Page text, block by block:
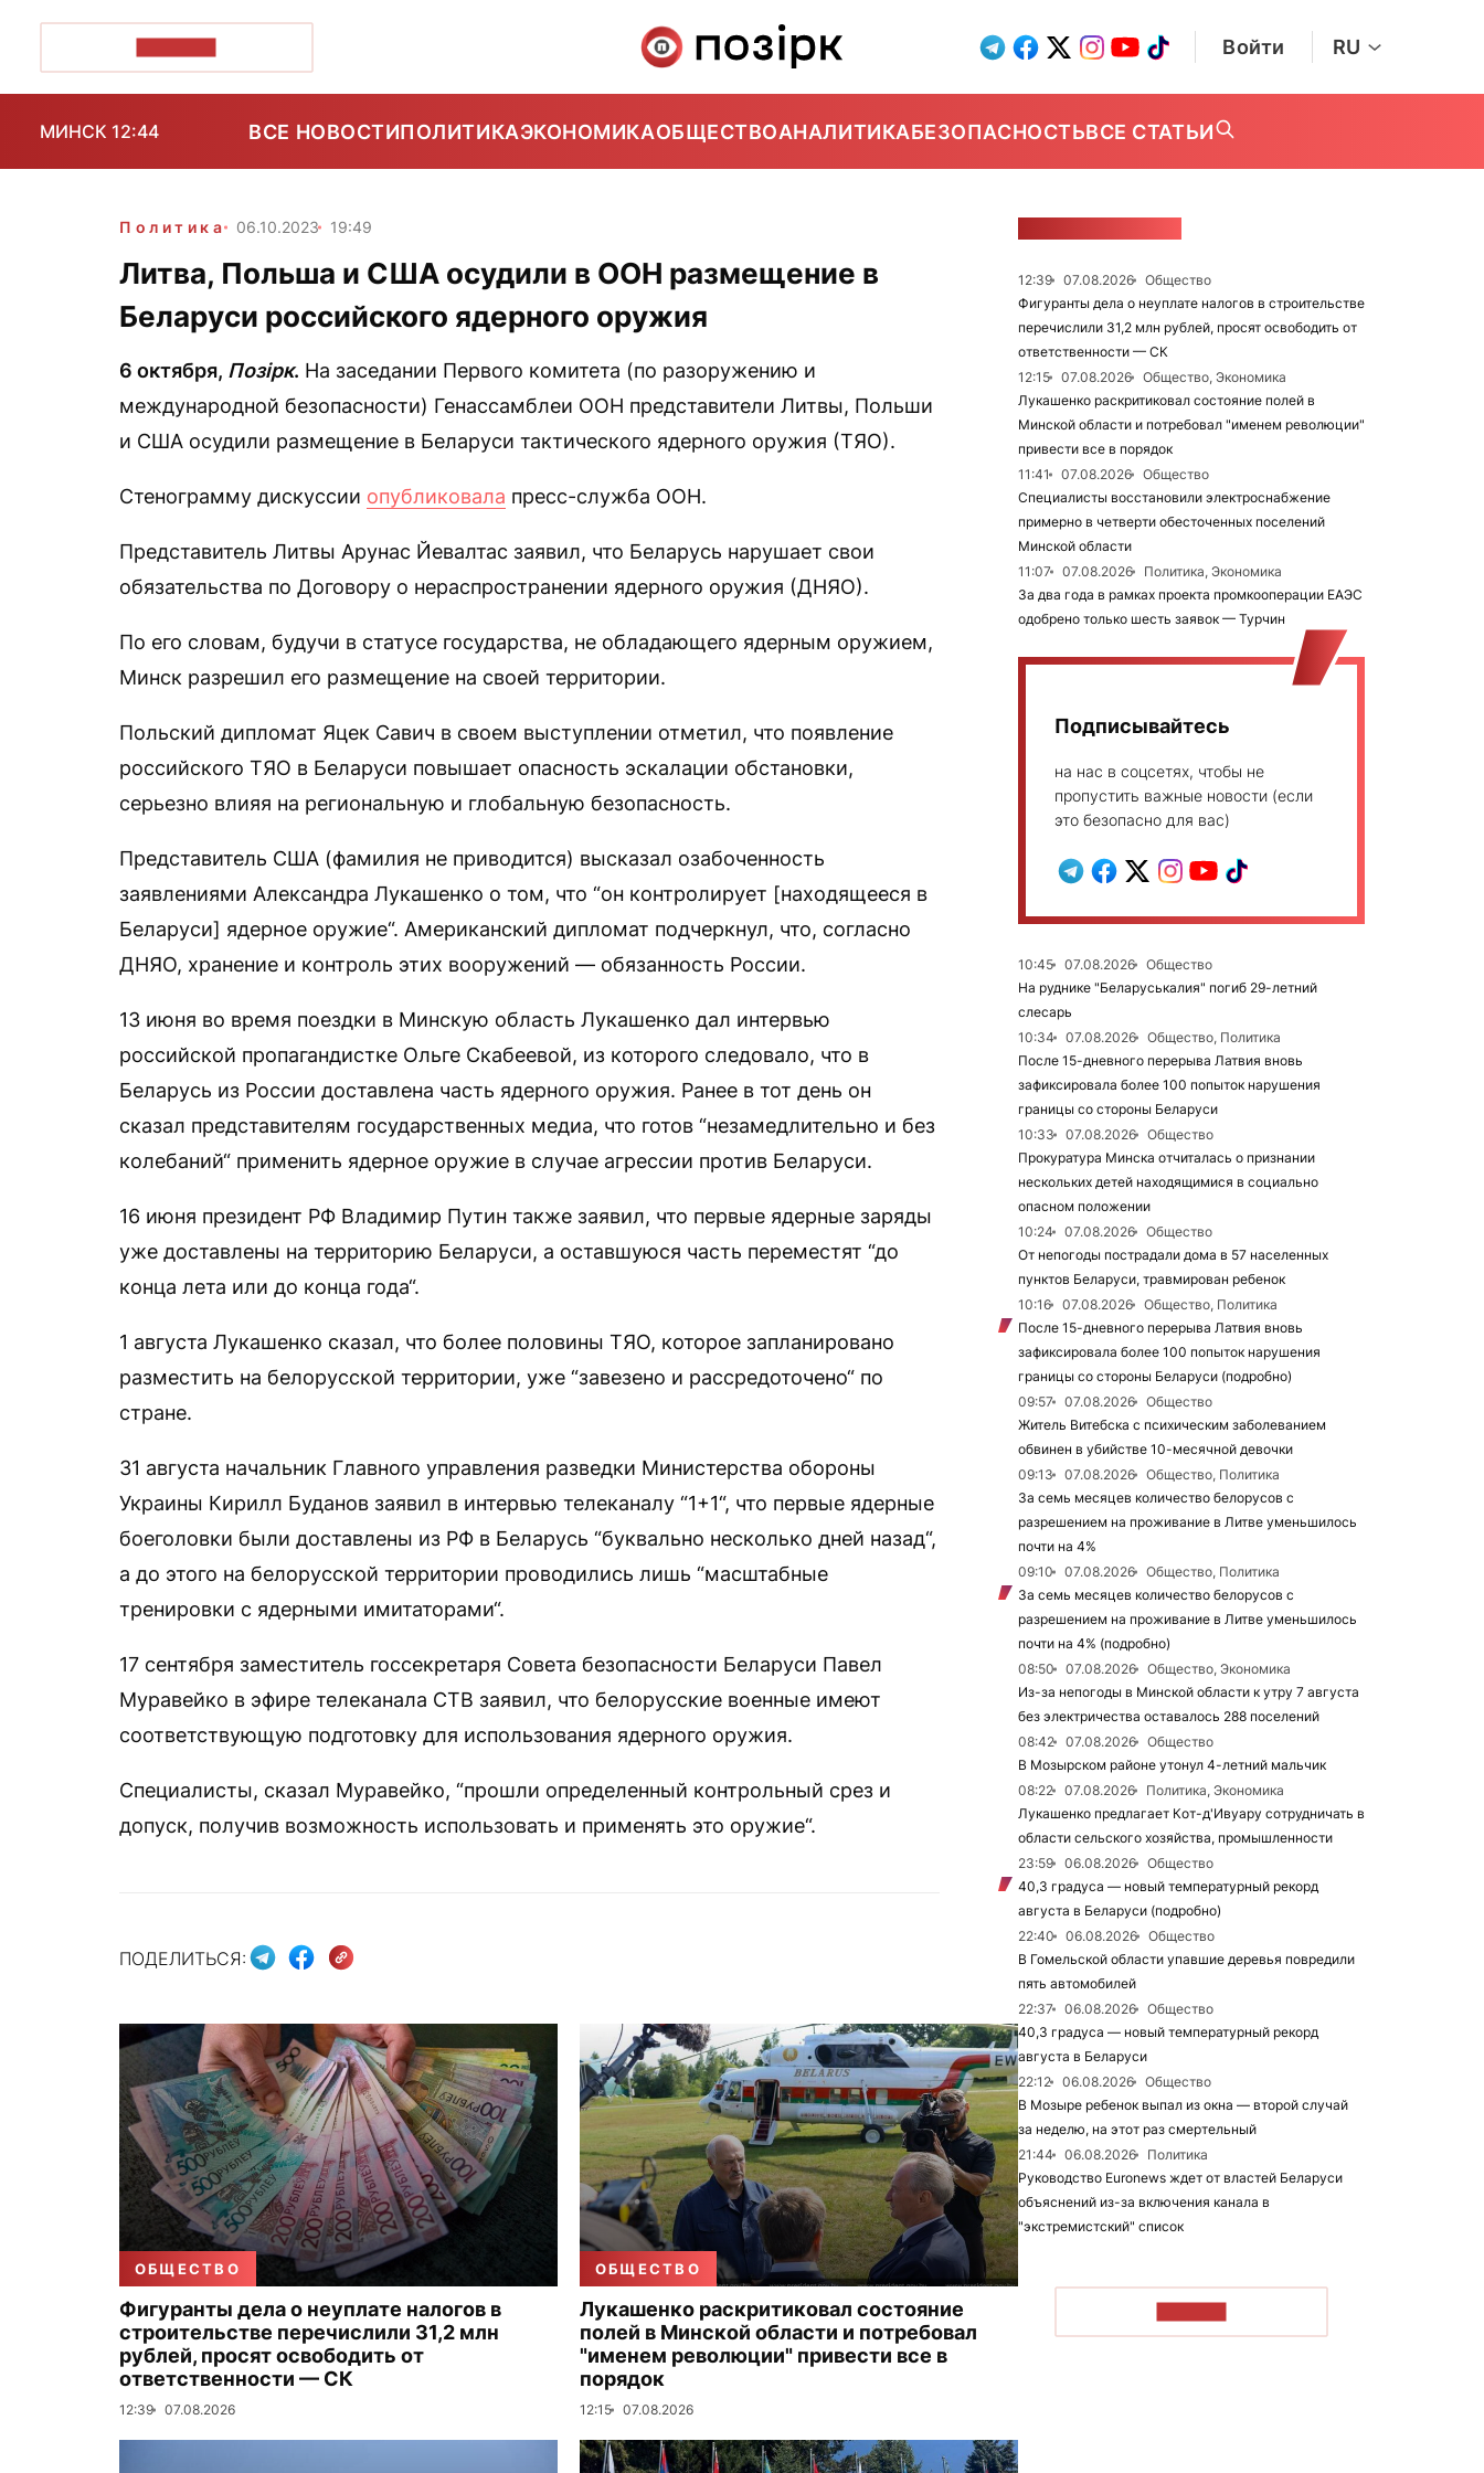
Войти RU
МИНСК 12:44 ВСЕ НОВОСТИПОЛИТИКАЭКОНОМИКАОБЩЕСТВОАНАЛИТИКАБЕЗОПАСНОСТЬВСЕ СТАТЬИ
Политика 06.10.2023 19:49
Литва, Польша и США осудили в ООН размещение в
Беларуси российского ядерного оружия
6 октября, Позірк. На заседании Первого комитета (по разоружению и
международной безопасности) Генассамблеи ООН представители Литвы, Польши
и США осудили размещение в Беларуси тактического ядерного оружия (ТЯО).
Стенограмму дискуссии опубликовала пресс-служба ООН.
Представитель Литвы Арунас Йевалтас заявил, что Беларусь нарушает свои
обязательства по Договору о нераспространении ядерного оружия (ДНЯО).
По его словам, будучи в статусе государства, не обладающего ядерным оружием,
Минск разрешил его размещение на своей территории.
Польский дипломат Яцек Савич в своем выступлении отметил, что появление
российского ТЯО в Беларуси повышает опасность эскалации обстановки,
серьезно влияя на региональную и глобальную безопасность.
Представитель США (фамилия не приводится) высказал озабоченность
заявлениями Александра Лукашенко о том, что “он контролирует [находящееся в
Беларуси] ядерное оружие“. Американский дипломат подчеркнул, что, согласно
ДНЯО, хранение и контроль этих вооружений — обязанность России.
13 июня во время поездки в Минскую область Лукашенко дал интервью
российской пропагандистке Ольге Скабеевой, из которого следовало, что в
Беларусь из России доставлена часть ядерного оружия. Ранее в тот день он
сказал представителям государственных медиа, что готов “незамедлительно и без
колебаний“ применить ядерное оружие в случае агрессии против Беларуси.
16 июня президент РФ Владимир Путин также заявил, что первые ядерные заряды
уже доставлены на территорию Беларуси, а оставшуюся часть переместят “до
конца лета или до конца года“.
1 августа Лукашенко сказал, что более половины ТЯО, которое запланировано
разместить на белорусской территории, уже “завезено и рассредоточено“ по
стране.
31 августа начальник Главного управления разведки Министерства обороны
Украины Кирилл Буданов заявил в интервью телеканалу “1+1“, что первые ядерные
боеголовки были доставлены из РФ в Беларусь “буквально несколько дней назад“,
а до этого на белорусской территории проводились лишь “масштабные
тренировки с ядерными имитаторами“.
17 сентября заместитель госсекретаря Совета безопасности Беларуси Павел
Муравейко в эфире телеканала СТВ заявил, что белорусские военные имеют
соответствующую подготовку для использования ядерного оружия.
Специалисты, сказал Муравейко, “прошли определенный контрольный срез и
допуск, получив возможность использовать и применять это оружие“.
ПОДЕЛИТЬСЯ:
ОБЩЕСТВО
Фигуранты дела о неуплате налогов в
строительстве перечислили 31,2 млн
рублей, просят освободить от
ответственности — СК
12:39 07.08.2026
ОБЩЕСТВО
Лукашенко раскритиковал состояние
полей в Минской области и потребовал
"именем революции" привести все в
порядок
12:15 07.08.2026
12:39 07.08.2026
Общество
Фигуранты дела о неуплате налогов в строительстве
перечислили 31,2 млн рублей, просят освободить от
ответственности — СК
12:15
07.08.2026
Общество, Экономика
Лукашенко раскритиковал состояние полей в
Минской области и потребовал "именем революции"
привести все в порядок
11:41
07.08.2026
Общество
Специалисты восстановили электроснабжение
примерно в четверти обесточенных поселений
Минской области
11:07
07.08.2026
Политика, Экономика
За два года в рамках проекта промкооперации ЕАЭС
одобрено только шесть заявок — Турчин
Подписывайтесь
на нас в соцсетях, чтобы не
пропустить важные новости (если
это безопасно для вас)
10:45 07.08.2026
Общество
На руднике "Беларуськалия" погиб 29-летний
слесарь
10:34
07.08.2026
Общество, Политика
После 15-дневного перерыва Латвия вновь
зафиксировала более 100 попыток нарушения
границы со стороны Беларуси
10:33
07.08.2026
Общество
Прокуратура Минска отчиталась о признании
нескольких детей находящимися в социально
опасном положении
10:24
07.08.2026
Общество
От непогоды пострадали дома в 57 населенных
пунктов Беларуси, травмирован ребенок
10:16
07.08.2026
Общество, Политика
После 15-дневного перерыва Латвия вновь
зафиксировала более 100 попыток нарушения
границы со стороны Беларуси (подробно)
09:57
07.08.2026
Общество
Житель Витебска с психическим заболеванием
обвинен в убийстве 10-месячной девочки
09:13
07.08.2026
Общество, Политика
За семь месяцев количество белорусов с
разрешением на проживание в Литве уменьшилось
почти на 4%
09:10
07.08.2026
Общество, Политика
За семь месяцев количество белорусов с
разрешением на проживание в Литве уменьшилось
почти на 4% (подробно)
08:50
07.08.2026
Общество, Экономика
Из-за непогоды в Минской области к утру 7 августа
без электричества оставалось 288 поселений
08:42
07.08.2026
Общество
В Мозырском районе утонул 4-летний мальчик
08:22
07.08.2026
Политика, Экономика
Лукашенко предлагает Кот-д'Ивуару сотрудничать в
области сельского хозяйства, промышленности
23:59
06.08.2026
Общество
40,3 градуса — новый температурный рекорд
августа в Беларуси (подробно)
22:40
06.08.2026
Общество
В Гомельской области упавшие деревья повредили
пять автомобилей
22:37
06.08.2026
Общество
40,3 градуса — новый температурный рекорд
августа в Беларуси
22:12
06.08.2026
Общество
В Мозыре ребенок выпал из окна — второй случай
за неделю, на этот раз смертельный
21:44
06.08.2026
Политика
Руководство Euronews ждет от властей Беларуси
объяснений из-за включения канала в
"экстремистский" список